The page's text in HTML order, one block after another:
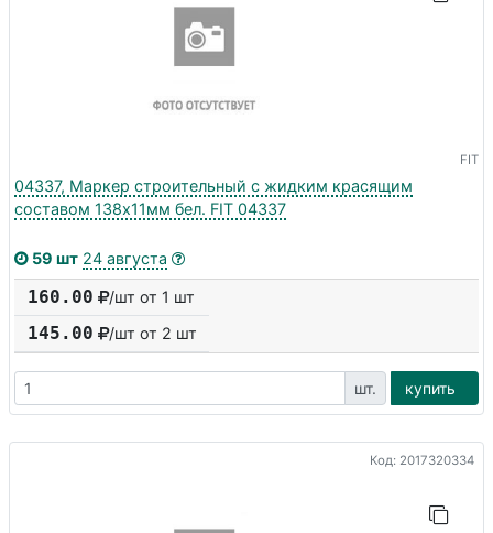
FIT
04337, Маркер строительный с жидким красящим
составом 138х11мм бел. FIT 04337
59 шт 24 августа
160.00 /шт от 1 шт
145.00 /шт от 2 шт
шт. купить
Код: 2017320334